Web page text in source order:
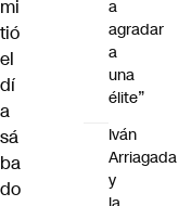
mi
tió
el
dí
a
sá
ba
do
a
agradar
a
una
élite”
Iván
Arriagada
y